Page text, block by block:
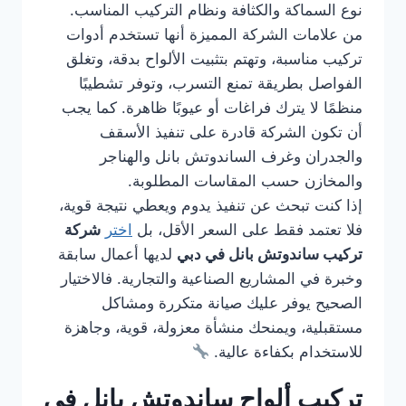
نوع السماكة والكثافة ونظام التركيب المناسب.
من علامات الشركة المميزة أنها تستخدم أدوات
تركيب مناسبة، وتهتم بتثبيت الألواح بدقة، وتغلق
الفواصل بطريقة تمنع التسرب، وتوفر تشطيبًا
منظمًا لا يترك فراغات أو عيوبًا ظاهرة. كما يجب
أن تكون الشركة قادرة على تنفيذ الأسقف
والجدران وغرف الساندوتش بانل والهناجر
والمخازن حسب المقاسات المطلوبة.
إذا كنت تبحث عن تنفيذ يدوم ويعطي نتيجة قوية،
فلا تعتمد فقط على السعر الأقل، بل اختر شركة
تركيب ساندوتش بانل في دبي لديها أعمال سابقة
وخبرة في المشاريع الصناعية والتجارية. فالاختيار
الصحيح يوفر عليك صيانة متكررة ومشاكل
مستقبلية، ويمنحك منشأة معزولة، قوية، وجاهزة
للاستخدام بكفاءة عالية.
تركيب ألواح ساندوتش بانل في